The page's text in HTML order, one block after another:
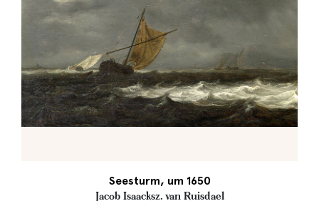
Seesturm, um 1650
Jacob Isaacksz. van Ruisdael